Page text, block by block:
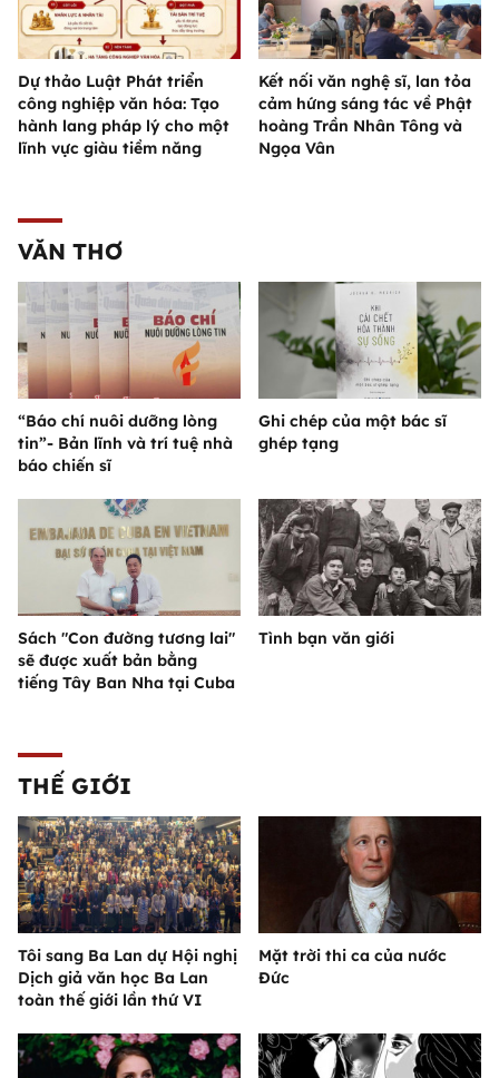
Dự thảo Luật Phát triển
công nghiệp văn hóa: Tạo
hành lang pháp lý cho một
lĩnh vực giàu tiềm năng
Kết nối văn nghệ sĩ, lan tỏa
cảm hứng sáng tác về Phật
hoàng Trần Nhân Tông và
Ngọa Vân
VĂN THƠ
“Báo chí nuôi dưỡng lòng
tin”- Bản lĩnh và trí tuệ nhà
báo chiến sĩ
Ghi chép của một bác sĩ
ghép tạng
Sách "Con đường tương lai"
sẽ được xuất bản bằng
tiếng Tây Ban Nha tại Cuba
Tình bạn văn giới
THẾ GIỚI
Tôi sang Ba Lan dự Hội nghị
Dịch giả văn học Ba Lan
toàn thế giới lần thứ VI
Mặt trời thi ca của nước
Đức